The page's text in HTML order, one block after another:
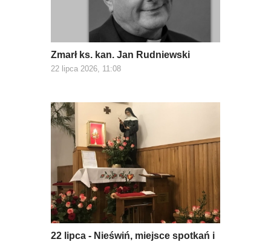
Zmarł ks. kan. Jan Rudniewski
22 lipca 2026, 11:08
22 lipca - Nieświń, miejsce spotkań i